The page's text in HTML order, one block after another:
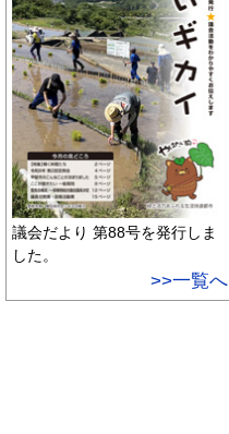
議会だより 第88号を発行しま
した。
>>一覧へ